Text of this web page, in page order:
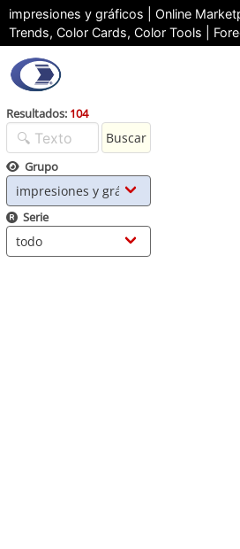
impresiones y gráficos | Online
Trends, Color Cards, Color Tools |
OPRNY
Resultados: 104
Buscar
Grupo
Serie